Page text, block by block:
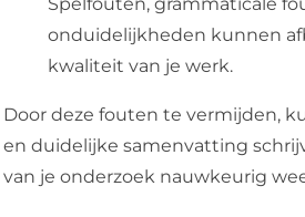
onduidelijkheden kunnen
kwaliteit van je werk.
Door deze fouten te vermijden,
en duidelijke samenvatting
van je onderzoek nauwkeurig